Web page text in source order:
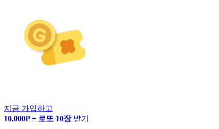
지금 가입하고
10,000P + 로또 10장 받기